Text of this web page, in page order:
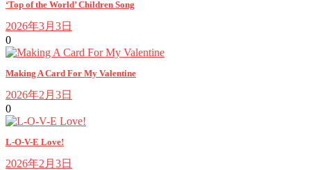
‘Top of the World’ Children Song
2026年3月3日
0
Making A Card For My Valentine
2026年2月3日
0
L-O-V-E Love!
2026年2月3日